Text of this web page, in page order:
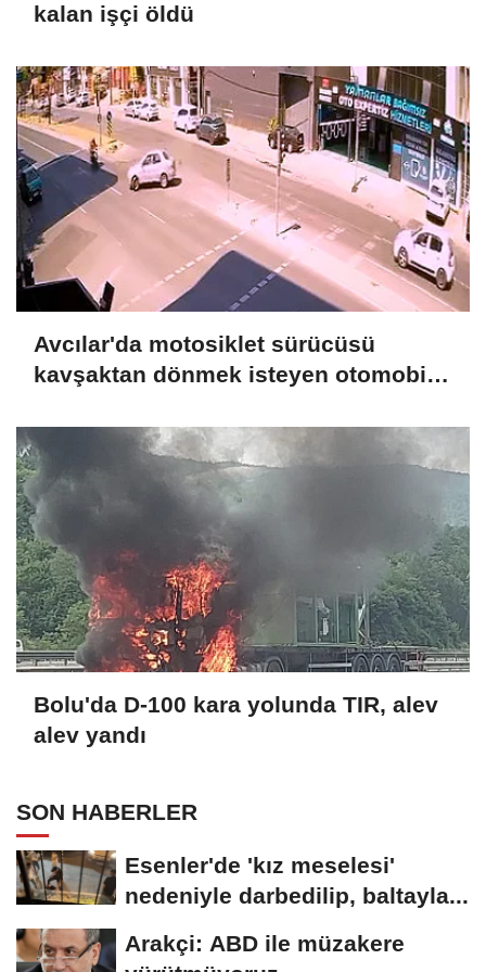
kalan işçi öldü
Avcılar'da motosiklet sürücüsü
kavşaktan dönmek isteyen otomobile
Bolu'da D-100 kara yolunda TIR, alev
alev yandı
SON HABERLER
Esenler'de 'kız meselesi'
nedeniyle darbedilip, baltayla...
Arakçi: ABD ile müzakere